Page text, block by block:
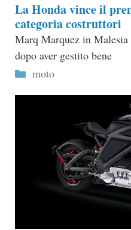
La Honda vince il
categoria costruttori
Marq Marquez in
dopo aver gestito bene
Categorie
moto